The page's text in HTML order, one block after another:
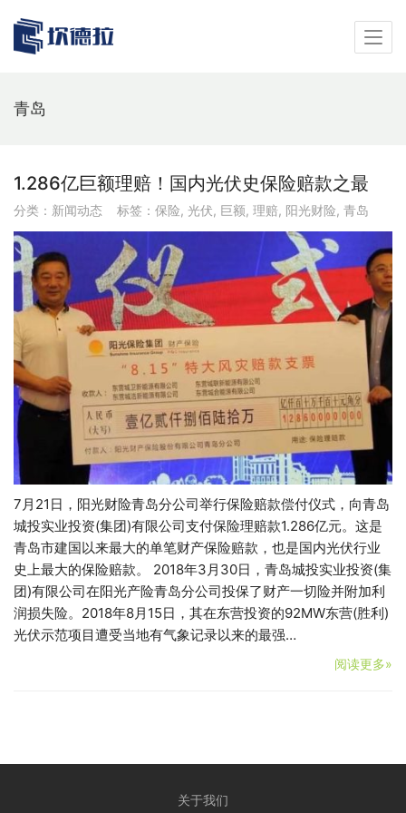
青岛
1.286亿巨额理赔！国内光伏史保险赔款之最
分类： 新闻动态 标签： 保险, 光伏, 巨额, 理赔, 阳光财险, 青岛
7月21日，阳光财险青岛分公司举行保险赔款偿付仪式，向青岛
城投实业投资(集团)有限公司支付保险理赔款1.286亿元。这是
青岛市建国以来最大的单笔财产保险赔款，也是国内光伏行业
史上最大的保险赔款。 2018年3月30日，青岛城投实业投资(集
团)有限公司在阳光产险青岛分公司投保了财产一切险并附加利
润损失险。2018年8月15日，其在东营投资的92MW东营(胜利)
光伏示范项目遭受当地有气象记录以来的最强…
阅读更多»
关于我们